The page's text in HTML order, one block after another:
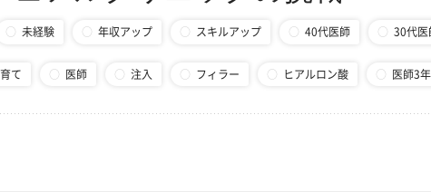
未経験 年収アップ スキルアップ 40代医師 30代医
て 医師 注入 フィラー ヒアルロン酸 医師3